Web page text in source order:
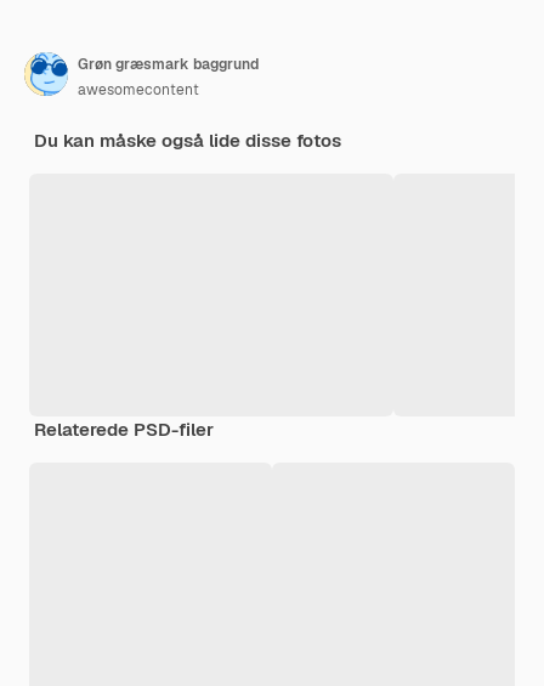
Grøn græsmark baggrund
awesomecontent
Du kan måske også lide disse fotos
Relaterede PSD-filer